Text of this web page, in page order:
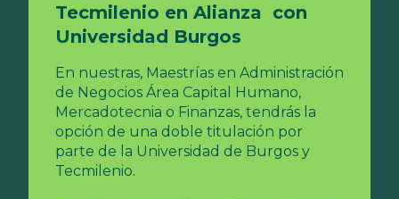
Tecmilenio en Alianza con
Universidad Burgos
En nuestras, Maestrías en Administración
de Negocios Área Capital Humano,
Mercadotecnia o Finanzas, tendrás la
opción de una doble titulación por
parte de la Universidad de Burgos y
Tecmilenio.